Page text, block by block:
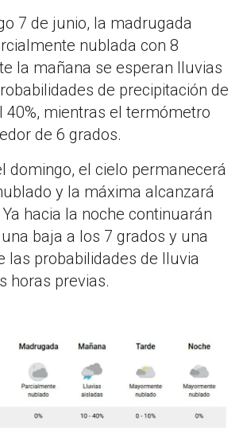
7 de junio, la madrugada
nublada con 8
la mañana se esperan lluvias
de precipitación de
40%, mientras el termómetro
de 6 grados.
domingo, el cielo permanecerá
y la máxima alcanzará
hacia la noche continuarán
baja a los 7 grados y una
las probabilidades de lluvia
horas previas.